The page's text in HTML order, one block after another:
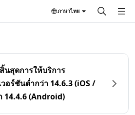
ภาษาไทย
นสุดการให้บริการ
อร์ชันต่ำกว่า 14.6.3 (iOS /
14.4.6 (Android)